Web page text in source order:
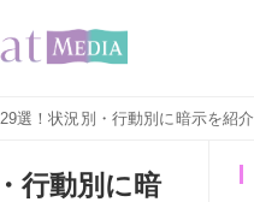
選！状況別・行動別に暗示を紹介
行動別に暗